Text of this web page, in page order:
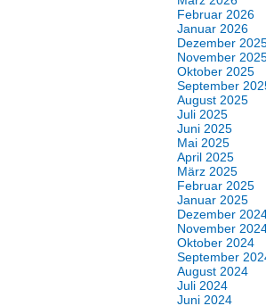
Februar 2026
Januar 2026
Dezember
November
Oktober 2025
September
August 2025
Juli 2025
Juni 2025
Mai 2025
April 2025
März 2025
Februar 2025
Januar 2025
Dezember
November
Oktober 2024
September
August 2024
Juli 2024
Juni 2024